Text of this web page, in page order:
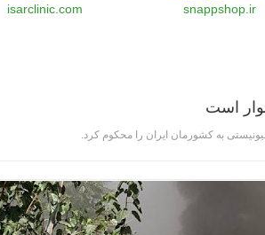
snappshop.ir
isarclinic.com
است
به کشورمان ایران را محکوم کرد.